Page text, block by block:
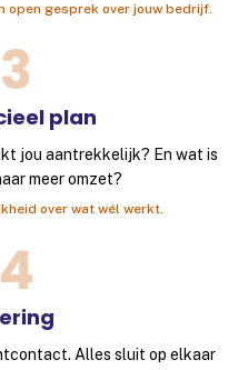
open gesprek over jouw bedrijf.
plan
jou aantrekkelijk? En wat is
meer omzet?
over wat wél werkt.
Alles sluit op elkaar